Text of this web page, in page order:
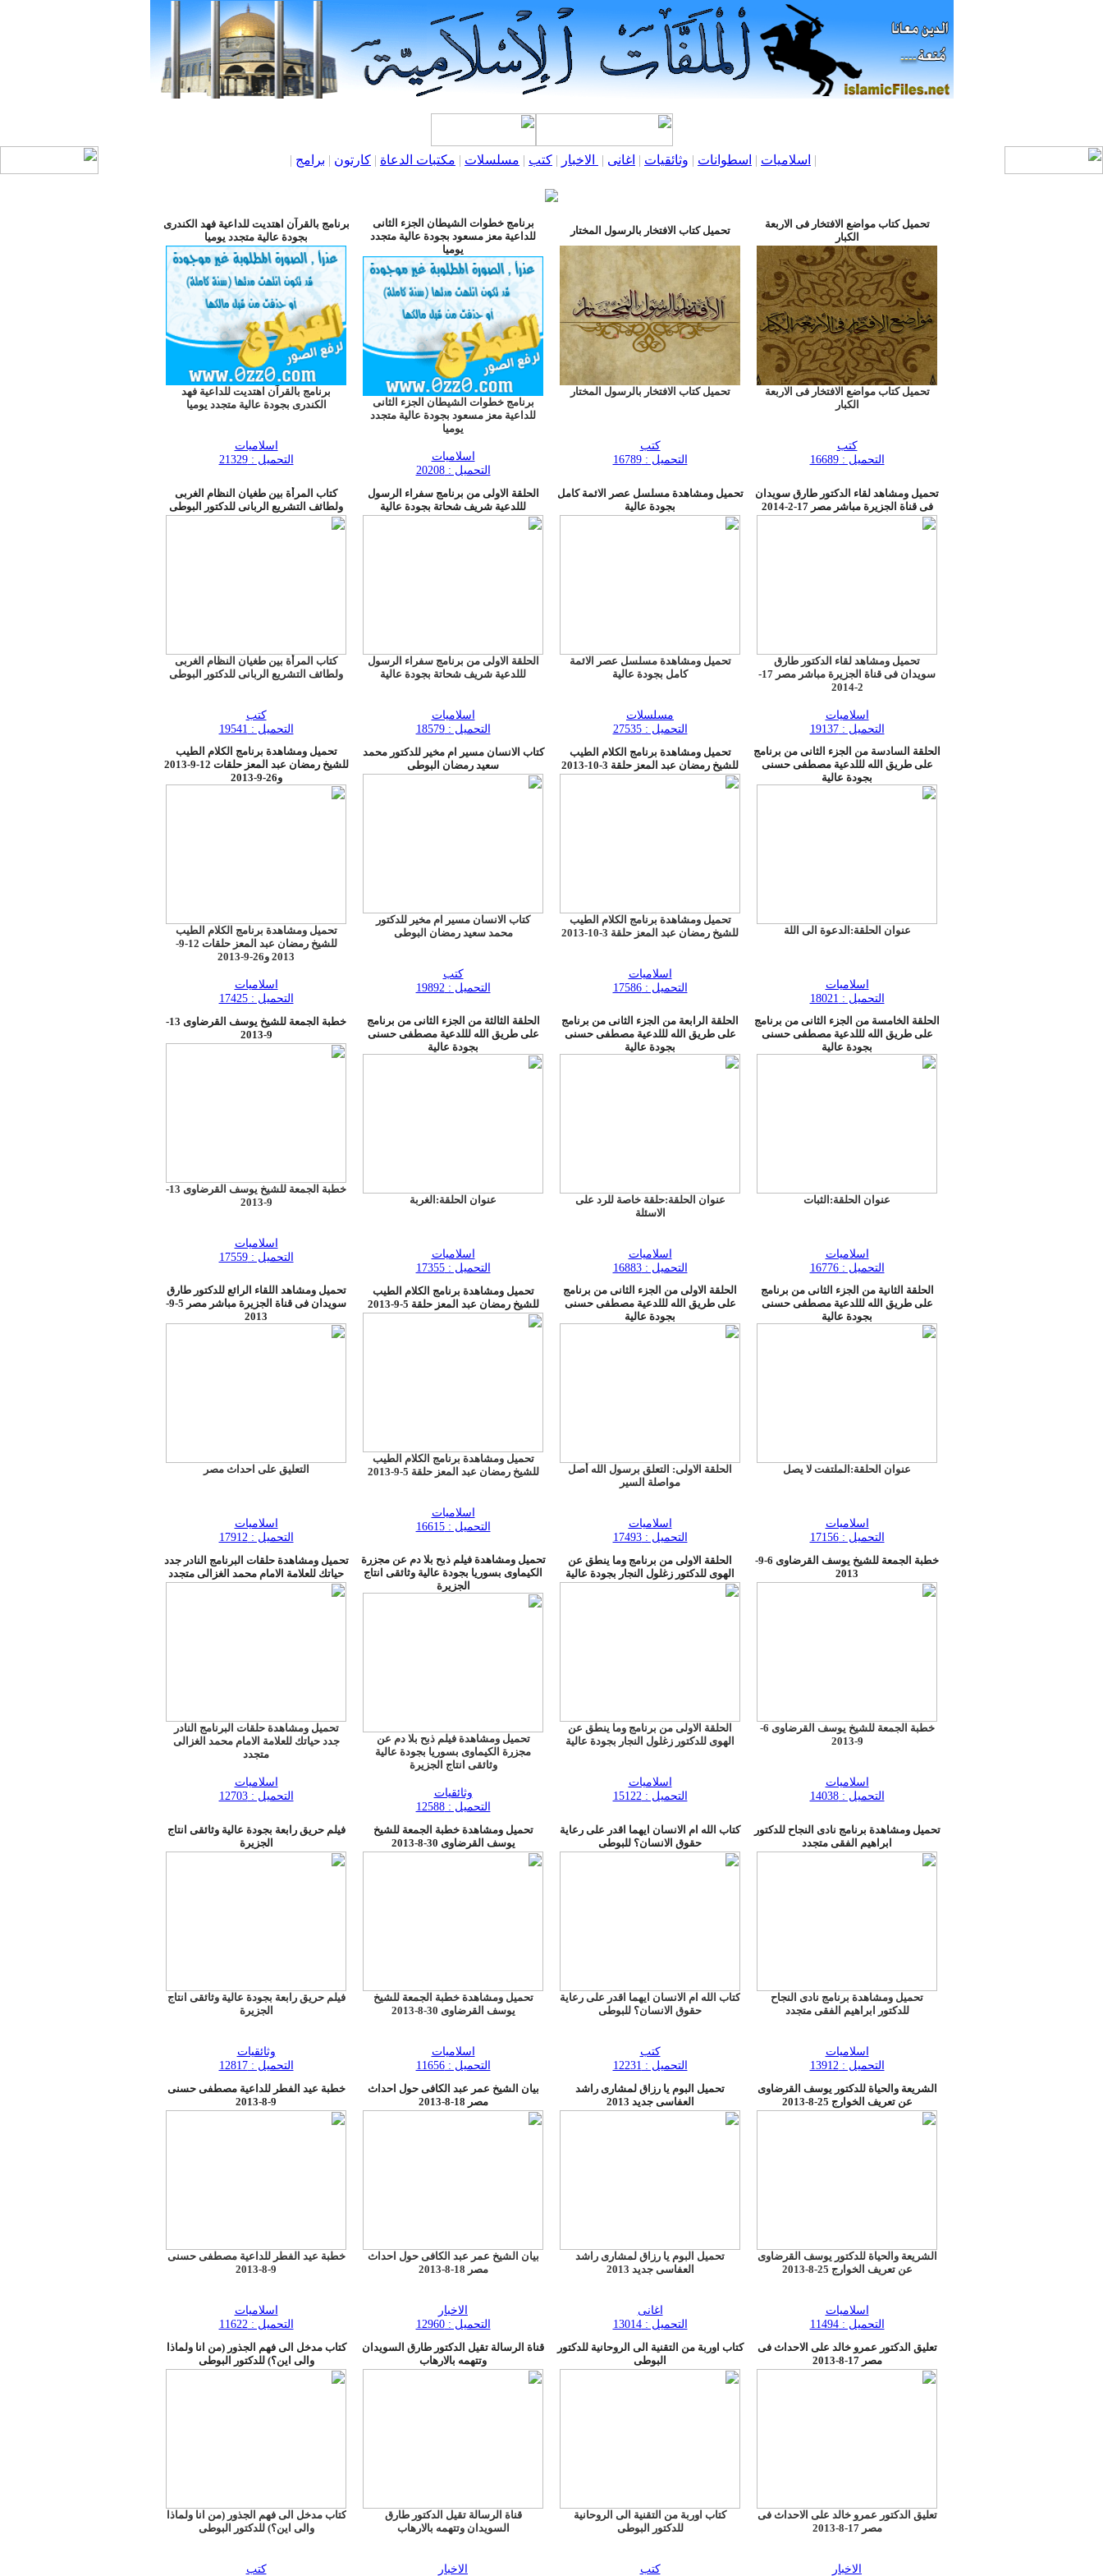
| اسلاميات | اسطوانات | وثائقيات | اغانى | الاخبار | كتب | مسلسلات | مكتبات الدعاة | كارتون | برامج |
تحميل كتاب مواضع الافتخار فى الاربعة
الكبار
تحميل كتاب مواضع الافتخار فى الاربعة
الكبار
كتب
التحميل : 16689
تحميل كتاب الافتخار بالرسول المختار
تحميل كتاب الافتخار بالرسول المختار
كتب
التحميل : 16789
برنامج خطوات الشيطان الجزء الثانى
للداعية معز مسعود بجودة عالية متجدد
يوميا
برنامج خطوات الشيطان الجزء الثانى
للداعية معز مسعود بجودة عالية متجدد
يوميا
اسلاميات
التحميل : 20208
برنامج بالقرآن اهتديت للداعية فهد الكندرى
بجودة عالية متجدد يوميا
برنامج بالقرآن اهتديت للداعية فهد
الكندرى بجودة عالية متجدد يوميا
اسلاميات
التحميل : 21329
تحميل ومشاهد لقاء الدكتور طارق سويدان
فى قناة الجزيرة مباشر مصر 17-2-2014
تحميل ومشاهد لقاء الدكتور طارق
سويدان فى قناة الجزيرة مباشر مصر 17-
2-2014
اسلاميات
التحميل : 19137
تحميل ومشاهدة مسلسل عصر الائمة كامل
بجودة عالية
تحميل ومشاهدة مسلسل عصر الائمة
كامل بجودة عالية
مسلسلات
التحميل : 27535
الحلقة الاولى من برنامج سفراء الرسول
لللدعية شريف شحاتة بجودة عالية
الحلقة الاولى من برنامج سفراء الرسول
لللدعية شريف شحاتة بجودة عالية
اسلاميات
التحميل : 18579
كتاب المرأة بين طغيان النظام الغربى
ولطائف التشريع الربانى للدكتور البوطى
كتاب المرأة بين طغيان النظام الغربى
ولطائف التشريع الربانى للدكتور البوطى
كتب
التحميل : 19541
الحلقة السادسة من الجزء الثانى من برنامج
على طريق الله لللدعية مصطفى حسنى
بجودة عالية
عنوان الحلقة:الدعوة الى اللة
اسلاميات
التحميل : 18021
تحميل ومشاهدة برنامج الكلام الطيب
للشيخ رمضان عبد المعز حلقة 3-10-2013
تحميل ومشاهدة برنامج الكلام الطيب
للشيخ رمضان عبد المعز حلقة 3-10-2013
اسلاميات
التحميل : 17586
كتاب الانسان مسير ام مخير للدكتور محمد
سعيد رمضان البوطى
كتاب الانسان مسير ام مخير للدكتور
محمد سعيد رمضان البوطى
كتب
التحميل : 19892
تحميل ومشاهدة برنامج الكلام الطيب
للشيخ رمضان عبد المعز حلقات 12-9-2013
و26-9-2013
تحميل ومشاهدة برنامج الكلام الطيب
للشيخ رمضان عبد المعز حلقات 12-9-
2013 و26-9-2013
اسلاميات
التحميل : 17425
الحلقة الخامسة من الجزء الثانى من برنامج
على طريق الله لللدعية مصطفى حسنى
بجودة عالية
عنوان الحلقة:الثبات
اسلاميات
التحميل : 16776
الحلقة الرابعة من الجزء الثانى من برنامج
على طريق الله لللدعية مصطفى حسنى
بجودة عالية
عنوان الحلقة:حلقة خاصة للرد على
الاسئلة
اسلاميات
التحميل : 16883
الحلقة الثالثة من الجزء الثانى من برنامج
على طريق الله لللدعية مصطفى حسنى
بجودة عالية
عنوان الحلقة:الغربة
اسلاميات
التحميل : 17355
خطبة الجمعة للشيخ يوسف القرضاوى 13-
9-2013
خطبة الجمعة للشيخ يوسف القرضاوى 13-
9-2013
اسلاميات
التحميل : 17559
الحلقة الثانية من الجزء الثانى من برنامج
على طريق الله لللدعية مصطفى حسنى
بجودة عالية
عنوان الحلقة:الملتفت لا يصل
اسلاميات
التحميل : 17156
الحلقة الاولى من الجزء الثانى من برنامج
على طريق الله لللدعية مصطفى حسنى
بجودة عالية
الحلقة الاولى: التعلق برسول الله أصل
مواصلة السير
اسلاميات
التحميل : 17493
تحميل ومشاهدة برنامج الكلام الطيب
للشيخ رمضان عبد المعز حلقة 5-9-2013
تحميل ومشاهدة برنامج الكلام الطيب
للشيخ رمضان عبد المعز حلقة 5-9-2013
اسلاميات
التحميل : 16615
تحميل ومشاهد اللقاء الرائع للدكتور طارق
سويدان فى قناة الجزيرة مباشر مصر 5-9-
2013
التعليق على احداث مصر
اسلاميات
التحميل : 17912
خطبة الجمعة للشيخ يوسف القرضاوى 6-9-
2013
خطبة الجمعة للشيخ يوسف القرضاوى 6-
9-2013
اسلاميات
التحميل : 14038
الحلقة الاولى من برنامج وما ينطق عن
الهوى للدكتور زغلول النجار بجودة عالية
الحلقة الاولى من برنامج وما ينطق عن
الهوى للدكتور زغلول النجار بجودة عالية
اسلاميات
التحميل : 15122
تحميل ومشاهدة فيلم ذبح بلا دم عن مجزرة
الكيماوى بسوريا بجودة عالية وثائقى انتاج
الجزيرة
تحميل ومشاهدة فيلم ذبح بلا دم عن
مجزرة الكيماوى بسوريا بجودة عالية
وثائقى انتاج الجزيرة
وثائقيات
التحميل : 12588
تحميل ومشاهدة حلقات البرنامج النادر جدد
حياتك للعلامة الامام محمد الغزالى متجدد
تحميل ومشاهدة حلقات البرنامج النادر
جدد حياتك للعلامة الامام محمد الغزالى
متجدد
اسلاميات
التحميل : 12703
تحميل ومشاهدة برنامج نادى النجاح للدكتور
ابراهيم الفقى متجدد
تحميل ومشاهدة برنامج نادى النجاح
للدكتور ابراهيم الفقى متجدد
اسلاميات
التحميل : 13912
كتاب الله ام الانسان ايهما اقدر على رعاية
حقوق الانسان؟ للبوطى
كتاب الله ام الانسان ايهما اقدر على رعاية
حقوق الانسان؟ للبوطى
كتب
التحميل : 12231
تحميل ومشاهدة خطبة الجمعة للشيخ
يوسف القرضاوى 30-8-2013
تحميل ومشاهدة خطبة الجمعة للشيخ
يوسف القرضاوى 30-8-2013
اسلاميات
التحميل : 11656
فيلم حريق رابعة بجودة عالية وثائقى انتاج
الجزيرة
فيلم حريق رابعة بجودة عالية وثائقى انتاج
الجزيرة
وثائقيات
التحميل : 12817
الشريعة والحياة للدكتور يوسف القرضاوى
عن تعريف الخوارج 25-8-2013
الشريعة والحياة للدكتور يوسف القرضاوى
عن تعريف الخوارج 25-8-2013
اسلاميات
التحميل : 11494
تحميل البوم يا رزاق لمشارى راشد
العفاسى جديد 2013
تحميل البوم يا رزاق لمشارى راشد
العفاسى جديد 2013
اغانى
التحميل : 13014
بيان الشيخ عمر عبد الكافى حول احداث
مصر 18-8-2013
بيان الشيخ عمر عبد الكافى حول احداث
مصر 18-8-2013
الاخبار
التحميل : 12960
خطبة عيد الفطر للداعية مصطفى حسنى
9-8-2013
خطبة عيد الفطر للداعية مصطفى حسنى
9-8-2013
اسلاميات
التحميل : 11622
تعليق الدكتور عمرو خالد على الاحداث فى
مصر 17-8-2013
تعليق الدكتور عمرو خالد على الاحداث فى
مصر 17-8-2013
الاخبار
كتاب اوربة من التقنية الى الروحانية للدكتور
البوطى
كتاب اوربة من التقنية الى الروحانية
للدكتور البوطى
كتب
قناة الرسالة تقيل الدكتور طارق السويدان
وتتهمه بالارهاب
قناة الرسالة تقيل الدكتور طارق
السويدان وتتهمه بالارهاب
الاخبار
كتاب مدخل الى فهم الجذور (من انا ولماذا
والى اين؟) للدكتور البوطى
كتاب مدخل الى فهم الجذور (من انا ولماذا
والى اين؟) للدكتور البوطى
كتب